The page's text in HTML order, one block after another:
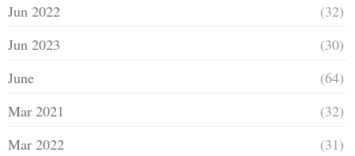
Jun 2022
(32)
Jun 2023
(30)
June
(64)
Mar 2021
(32)
Mar 2022
(31)